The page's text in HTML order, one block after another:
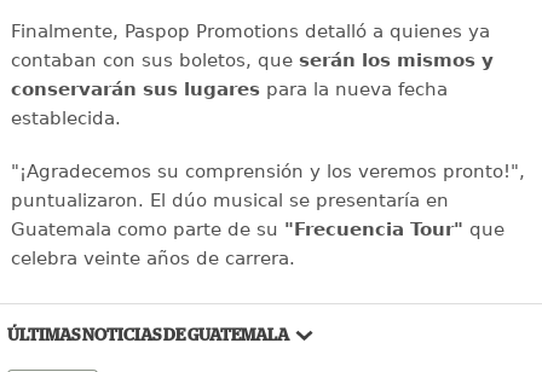
Finalmente, Paspop Promotions detalló a quienes ya
contaban con sus boletos, que serán los mismos y
conservarán sus lugarespara la nueva fecha
establecida.
"¡Agradecemos su comprensión y los veremos pronto!",
puntualizaron. El dúo musical se presentaría en
Guatemala como parte de su "Frecuencia Tour" que
celebra veinte años de carrera.
ÚLTIMAS NOTICIAS DE GUATEMALA